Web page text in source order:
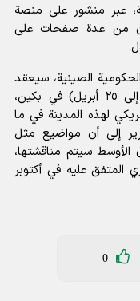
عبر منشور على منصة
من عدة صفحات على
الصينية، سيعقد
هذا اللقاء بين يومي ١٣ و١٥ مايو (٢٣ إلى ٢٥ أبريل) في بكين،
لهذه المدينة في ما
إلى أن مواضيع مثل
الأوسط سيتم مناقشتها،
المتفق عليه في أكتوبر
0